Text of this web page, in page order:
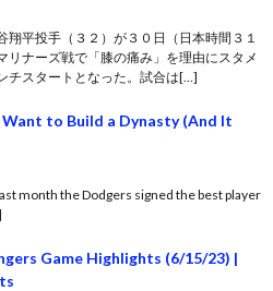
翔平投手（３２）が３０日（日本時間３１
リナーズ戦で「膝の痛み」を理由にスタメ
チスタートとなった。試合は[…]
to Build a Dynasty (And It
month the Dodgers signed the best player
Game Highlights (6/15/23) |